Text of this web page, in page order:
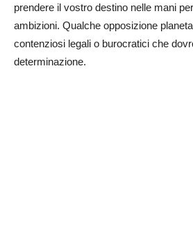
prendere il vostro destino nelle mani
ambizioni. Qualche opposizione
contenziosi legali o burocratici che
determinazione.